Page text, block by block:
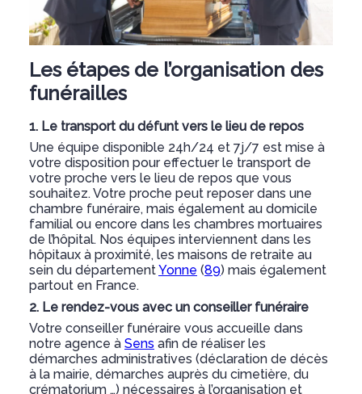
Les étapes de l’organisation des
funérailles
1. Le transport du défunt vers le lieu de repos
Une équipe disponible 24h/24 et 7j/7 est mise à
votre disposition pour effectuer le transport de
votre proche vers le lieu de repos que vous
souhaitez. Votre proche peut reposer dans une
chambre funéraire, mais également au domicile
familial ou encore dans les chambres mortuaires
de l’hôpital. Nos équipes interviennent dans les
hôpitaux à proximité, les maisons de retraite au
sein du départementYonne (89) mais également
partout en France.
2. Le rendez-vous avec un conseiller funéraire
Votre conseiller funéraire vous accueille dans
notre agence à Sens afin de réaliser les
démarches administratives (déclaration de décès
à la mairie, démarches auprès du cimetière, du
crématorium …) nécessaires à l’organisation et